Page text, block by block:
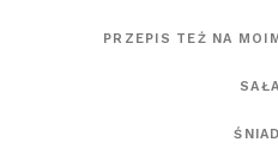
PRZEPIS TEŻ NA